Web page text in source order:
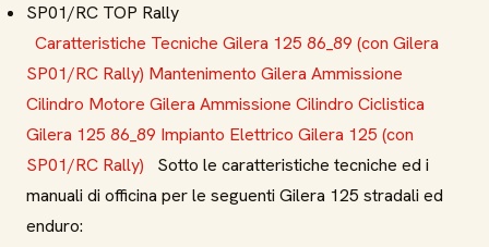
SP01/RC TOP Rally
Caratteristiche Tecniche Gilera 125 86_89 (con Gilera
SP01/RC Rally) Mantenimento Gilera Ammissione
Cilindro Motore Gilera Ammissione Cilindro Ciclistica
Gilera 125 86_89 Impianto Elettrico Gilera 125 (con
SP01/RC Rally) Sotto le caratteristiche tecniche ed i
manuali di officina per le seguenti Gilera 125 stradali ed
enduro: